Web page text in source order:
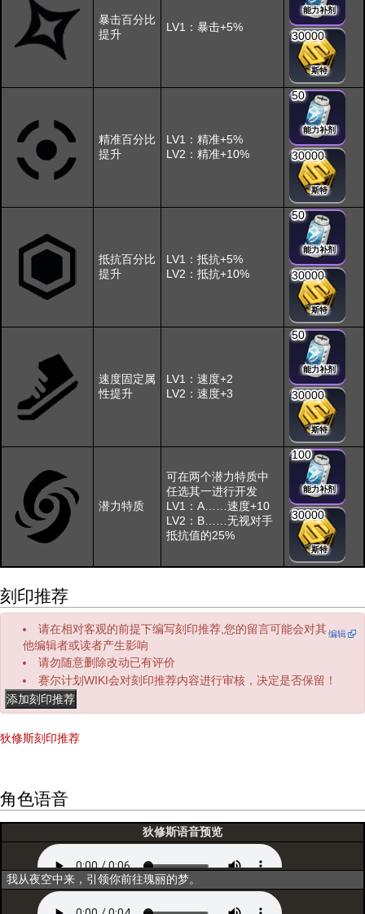
暴击百分比
提升
LV1：暴击+5%
能力补剂
30000
斯特
精准百分比
提升
LV1：精准+5%
LV2：精准+10%
50
能力补剂
30000
斯特
抵抗百分比
提升
LV1：抵抗+5%
LV2：抵抗+10%
50
能力补剂
30000
斯特
速度固定属
性提升
LV1：速度+2
LV2：速度+3
50
能力补剂
30000
斯特
潜力特质
可在两个潜力特质中
任选其一进行开发
LV1：A……速度+10
LV2：B……无视对手
抵抗值的25%
100
能力补剂
30000
斯特
刻印推荐
编辑
请在相对客观的前提下编写刻印推荐,您的留言可能会对其
他编辑者或读者产生影响
请勿随意删除改动已有评价
赛尔计划WIKI会对刻印推荐内容进行审核，决定是否保留！
狄修斯刻印推荐
角色语音
狄修斯语音预览
初次登场
我从夜空中来，引领你前往瑰丽的梦。